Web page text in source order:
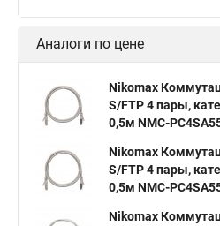
Аналоги по цене
Nikomax
S/FTP 4 пары,
0,5м NMC-
Nikomax
S/FTP 4 пары,
0,5м NMC-
Nikomax